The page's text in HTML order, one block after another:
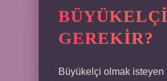
GEREKIR?
Büyükelçi olmak isteyen